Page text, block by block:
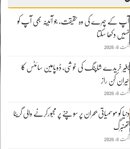
آپ کے چہرے کی وہ حقیقت، جو آئینہ بھی آپ کو
نہیں دکھا سکتا
اگست 6, 2026
بغیر خریدے شاپنگ کی خوشی، ڈوپامین سائٹس کا
حیران کن راز
اگست 6, 2026
دنیا کو موسمیاتی بحران پر سوچنے پر مجبورکرنے والی گریٹا
تھنبرگ
اگست 6, 2026